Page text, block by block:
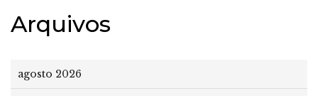
Arquivos
agosto 2026